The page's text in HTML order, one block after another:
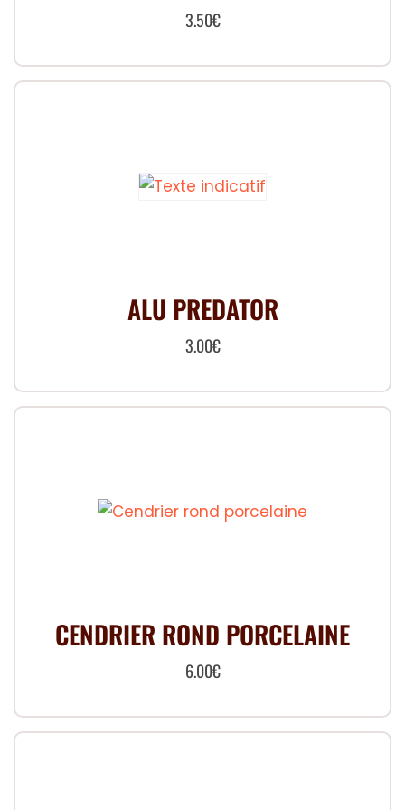
3.50€
ALU PREDATOR
3.00€
CENDRIER ROND PORCELAINE
6.00€
produit